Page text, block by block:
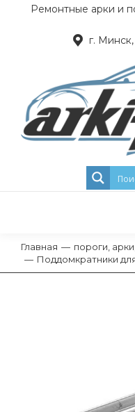
Ремонтные арки и
г.
Вы здесь:
Главная пороги,
Поддомкратники